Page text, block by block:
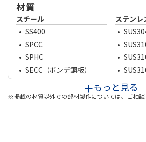
材質
スチール
SS400
SPCC
SPHC
SECC（ボンデ鋼板）
SGCC（溶融亜鉛メッキ鋼
板）
ステンレ
もっと見る
※掲載の材質以外での部材製作については、ご相談